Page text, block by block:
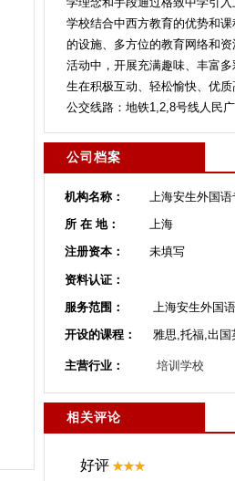
学校结合中西方教育的优势和
的设施、多方位的教育网络和
活动中，开展充满趣味、丰富
生在积极互动、轻松愉快、优
公交线路：地铁1,2,8号线人民
公司档案
机构名称：
上海安生外国语
所 在 地：
上海
注册资本：
未填写
资料认证：
服务范围：
上海安生外国
开设的课程：
雅思,托福,出国
主营行业： 培训学校
相关评论